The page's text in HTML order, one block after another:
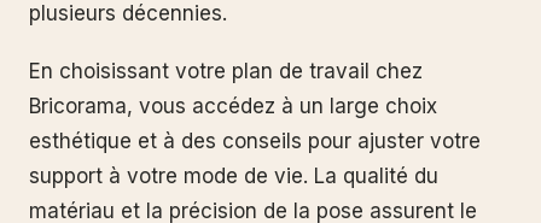
plusieurs décennies.
En choisissant votre plan de travail chez
Bricorama, vous accédez à un large choix
esthétique et à des conseils pour ajuster votre
support à votre mode de vie. La qualité du
matériau et la précision de la pose assurent le